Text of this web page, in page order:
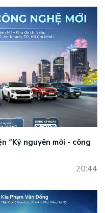
“Kỷ nguyên mới - công
20:44